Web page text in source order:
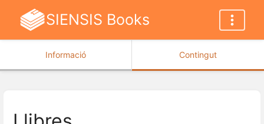
SIENSIS Books
Informació Contingut